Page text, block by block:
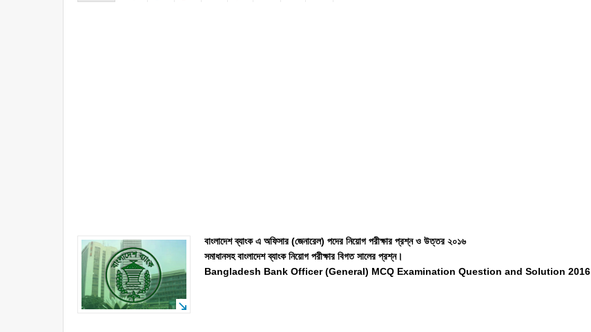
বাংলাদেশ ব্যাংক এ অফিসার (জেনারেল) পদের নিয়োগ পরীক্ষার প্রশ্ন ও উত্তর ২০১৬
সমাধানসহ বাংলাদেশ ব্যাংক নিয়োগ পরীক্ষার বিগত সালের প্রশ্ন।
Bangladesh Bank Officer (General) MCQ Examination Question and Solution 2016